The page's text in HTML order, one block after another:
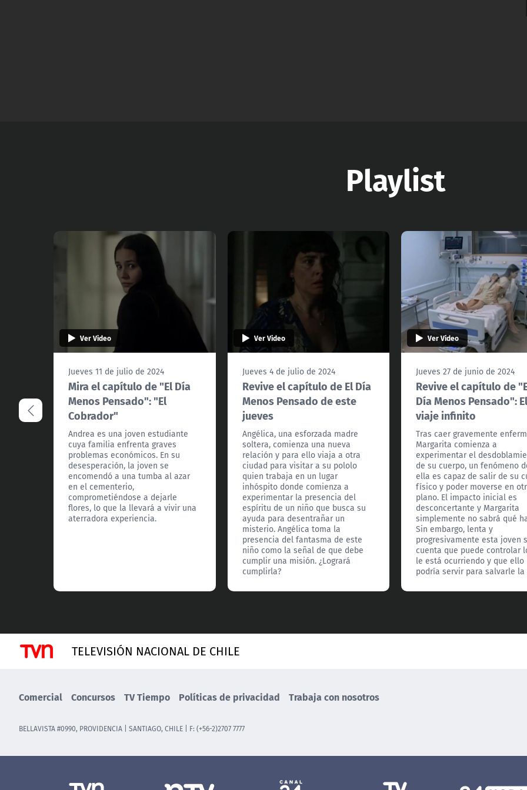
Playlist
Ver Video
Jueves 11 de julio de 2024
Mira el capítulo de "El Día
Menos Pensado": "El
Cobrador"
Andrea es una joven estudiante
cuya familia enfrenta graves
problemas económicos. En su
desesperación, la joven se
encomendó a una tumba al azar
en el cementerio,
comprometiéndose a dejarle
flores, lo que la llevará a vivir una
aterradora experiencia.
Ver Video
Jueves 4 de julio de 2024
Revive el capítulo de El Día
Menos Pensado de este
jueves
Angélica, una esforzada madre
soltera, comienza una nueva
relación y para ello viaja a otra
ciudad para visitar a su pololo
quien trabaja en un lugar
inhóspito donde comienza a
experimentar la presencia del
espíritu de un niño que busca su
ayuda para desentrañar un
misterio. Angélica toma la
presencia del fantasma de este
niño como la señal de que debe
cumplir una misión. ¿Logrará
cumplirla?
Ver Video
Jueves 27 de junio de 2024
Revive el capítulo de
Día Menos Pensado":
viaje infinito
Tras caer gravemente
Margarita comienza a
experimentar el
de su cuerpo, un fenómeno
ella es capaz de salir de su
físico y poder moverse en
plano. El impacto inicial es
desconcertante y Margarita
simplemente no sabrá qué
Sin embargo, lenta y
progresivamente esta joven
cuenta que puede controlar
le está ocurriendo y que ello
podría servir para salvarle la
TELEVISIÓN NACIONAL DE CHILE
Comercial Concursos TV Tiempo Políticas de privacidad Trabaja con nosotros
BELLAVISTA #0990, PROVIDENCIA | SANTIAGO, CHILE | F: (+56-2)2707 7777